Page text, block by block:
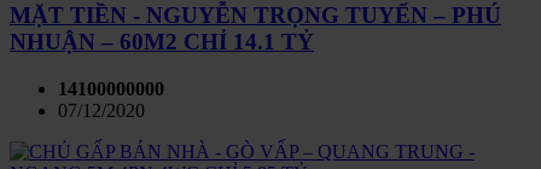
MẶT TIỀN - NGUYỄN TRỌNG TUYỂN – PHÚ
NHUẬN – 60M2 CHỈ 14.1 TỶ
14100000000
07/12/2020